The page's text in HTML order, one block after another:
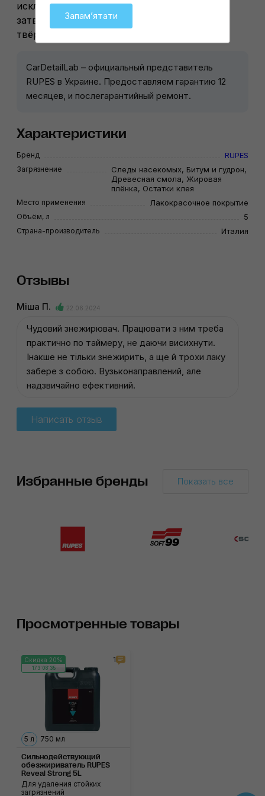
исключительно для очистки полностью
затвердевшего лакокрасочного покрытия,
твёрдых и химостойких поверхностей.
CarDetailLab – официальный представитель
RUPES в Украине. Предоставляем гарантию 12
месяцев, и послегарантийный ремонт.
Характеристики
Бренд RUPES
Загрязнение
Следы насекомых, Битум и гудрон,
Древесная смола, Жировая
плёнка, Остатки клея
Место применения Лакокрасочное покрытие
Объём, л 5
Страна-производитель Италия
Отзывы
Міша П. 22.06.2024
Чудовий знежирювач. Працювати з ним треба
практично по таймеру, не даючи висихнути.
Інакше не тільки знежирить, а ще й трохи лаку
забере з собою. Вузьконаправлений, але
надзвичайно ефективний.
Написать отзыв
Избранные бренды Показать все
Просмотренные товары
Скидка 20%
173:08:35
1
5 л 750 мл
Сильнодействующий
обезжириватель RUPES
Reveal Strong 5L
Для удаления стойких
загрязнений
Запамʼятати